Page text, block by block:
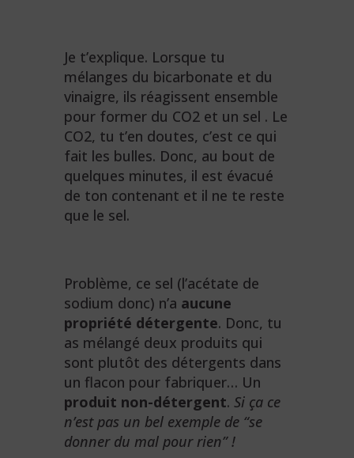
Je t’explique. Lorsque tu
mélanges du bicarbonate et du
vinaigre, ils réagissent ensemble
pour former du CO2 et un sel . Le
CO2, tu t’en doutes, c’est ce qui
fait les bulles. Donc, au bout de
quelques minutes, il est évacué
de ton contenant et il ne te reste
que le sel.
Problème, ce sel (l’acétate de
sodium donc) n’a aucune
propriété détergente. Donc, tu
as mélangé deux produits qui
sont plutôt des détergents dans
un flacon pour fabriquer… Un
produit non-détergent. Si ça ce
n’est pas un bel exemple de “se
donner du mal pour rien” !